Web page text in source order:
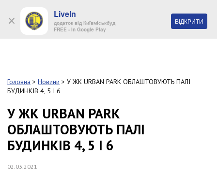
Головна > Новини > У ЖК URBAN PARK ОБЛАШТОВУЮТЬ ПАЛІ
БУДИНКІВ 4, 5 І 6
У ЖК URBAN PARK
ОБЛАШТОВУЮТЬ ПАЛІ
БУДИНКІВ 4, 5 І 6
02.03.2021
LiveIn
додаток від Київміськбуд
FREE - In Google Play
ВІДКРИТИ